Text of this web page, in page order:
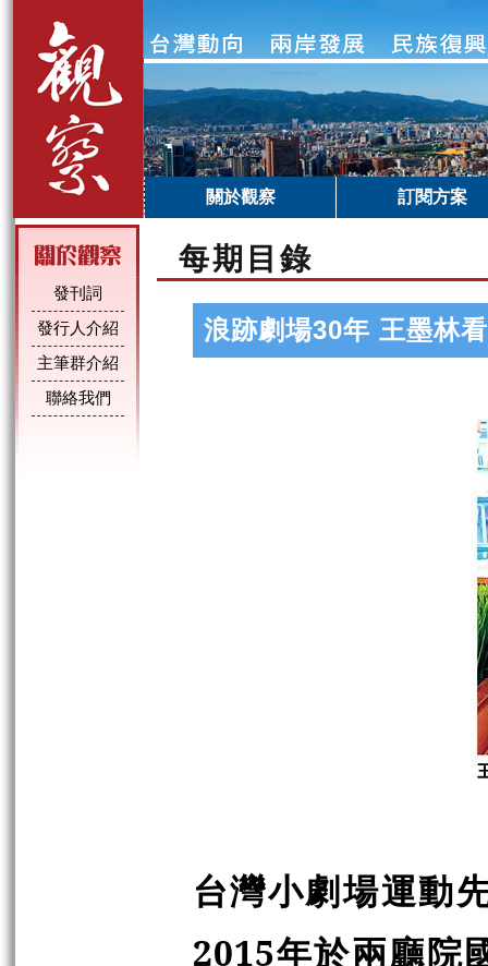
關於觀察 訂閱方案
發刊詞
發行人介紹
主筆群介紹
聯絡我們
每期目錄
浪跡劇場30年 王墨林
台灣小劇場運動
2015年於兩廳院